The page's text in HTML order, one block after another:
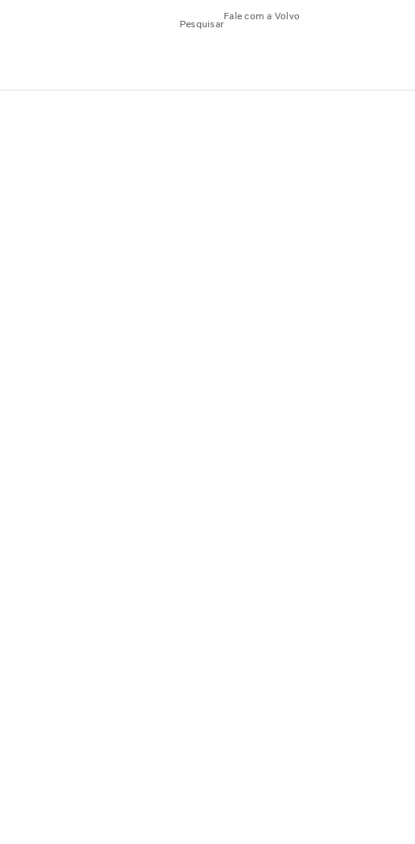
Pesquisar
Fale com a Volvo